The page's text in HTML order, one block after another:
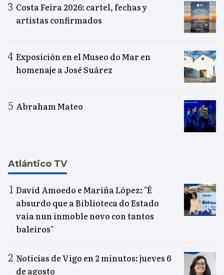
Costa Feira 2026: cartel, fechas y
artistas confirmados
Exposición en el Museo do Mar en
homenaje a José Suárez
Abraham Mateo
Atlántico TV
David Amoedo e Mariña López: "É
absurdo que a Biblioteca do Estado
vaia nun inmoble novo con tantos
baleiros"
Noticias de Vigo en 2 minutos: jueves 6
de agosto